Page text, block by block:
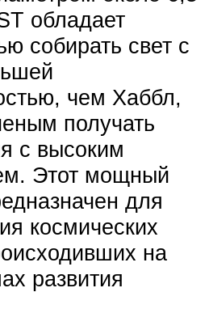
обладает
собирать свет с
чем Хаббл,
получать
с высоким
Этот мощный
для
космических
на
развития